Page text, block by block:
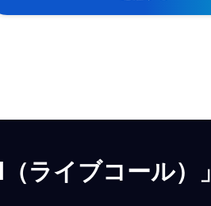
ライブコール）」